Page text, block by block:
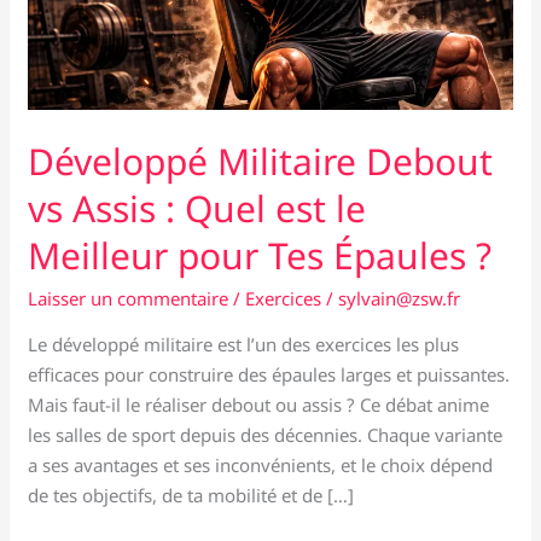
Développé Militaire Debout
vs Assis : Quel est le
Meilleur pour Tes Épaules ?
Laisser un commentaire / Exercices /sylvain@zsw.fr
Le développé militaire est l’un des exercices les plus
efficaces pour construire des épaules larges et puissantes.
Mais faut-il le réaliser debout ou assis ? Ce débat anime
les salles de sport depuis des décennies. Chaque variante
a ses avantages et ses inconvénients, et le choix dépend
de tes objectifs, de ta mobilité et de […]